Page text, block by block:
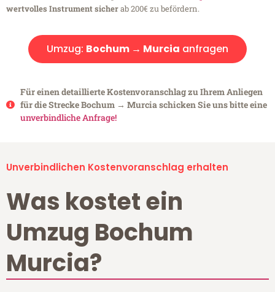
wertvolles Instrument sicherab 200€ zu befördern.
Umzug: Bochum → Murcia anfragen
Für einen detaillierte Kostenvoranschlag zu Ihrem Anliegen
für die Strecke Bochum → Murcia schicken Sie uns bitte eine
unverbindliche Anfrage!
Unverbindlichen Kostenvoranschlag erhalten
Was kostet ein
Umzug Bochum
Murcia?